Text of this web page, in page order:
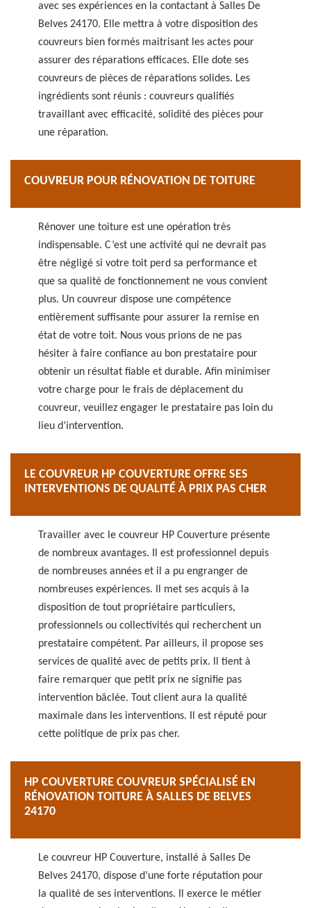
avec ses expériences en la contactant à Salles De
Belves 24170. Elle mettra à votre disposition des
couvreurs bien formés maitrisant les actes pour
assurer des réparations efficaces. Elle dote ses
couvreurs de pièces de réparations solides. Les
ingrédients sont réunis : couvreurs qualifiés
travaillant avec efficacité, solidité des pièces pour
une réparation.
COUVREUR POUR RÉNOVATION DE TOITURE
Rénover une toiture est une opération très
indispensable. C’est une activité qui ne devrait pas
être négligé si votre toit perd sa performance et
que sa qualité de fonctionnement ne vous convient
plus. Un couvreur dispose une compétence
entièrement suffisante pour assurer la remise en
état de votre toit. Nous vous prions de ne pas
hésiter à faire confiance au bon prestataire pour
obtenir un résultat fiable et durable. Afin minimiser
votre charge pour le frais de déplacement du
couvreur, veuillez engager le prestataire pas loin du
lieu d’intervention.
LE COUVREUR HP COUVERTURE OFFRE SES
INTERVENTIONS DE QUALITÉ À PRIX PAS CHER
Travailler avec le couvreur HP Couverture présente
de nombreux avantages. Il est professionnel depuis
de nombreuses années et il a pu engranger de
nombreuses expériences. Il met ses acquis à la
disposition de tout propriétaire particuliers,
professionnels ou collectivités qui recherchent un
prestataire compétent. Par ailleurs, il propose ses
services de qualité avec de petits prix. Il tient à
faire remarquer que petit prix ne signifie pas
intervention bâclée. Tout client aura la qualité
maximale dans les interventions. Il est réputé pour
cette politique de prix pas cher.
HP COUVERTURE COUVREUR SPÉCIALISÉ EN
RÉNOVATION TOITURE À SALLES DE BELVES
24170
Le couvreur HP Couverture, installé à Salles De
Belves 24170, dispose d’une forte réputation pour
la qualité de ses interventions. Il exerce le métier